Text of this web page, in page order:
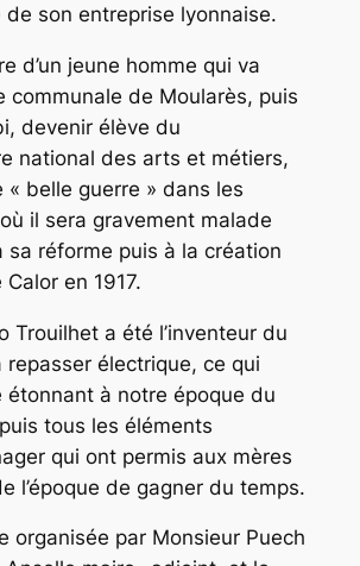
de son entreprise lyonnaise.
d’un jeune homme qui va
communale de Moularès, puis
devenir élève du
national des arts et métiers,
« belle guerre » dans les
il sera gravement malade
sa réforme puis à la création
en 1917.
Trouilhet a été l’inventeur du
repasser électrique, ce qui
étonnant à notre époque du
tous les éléments
qui ont permis aux mères
l’époque de gagner du temps.
organisée par Monsieur Puech